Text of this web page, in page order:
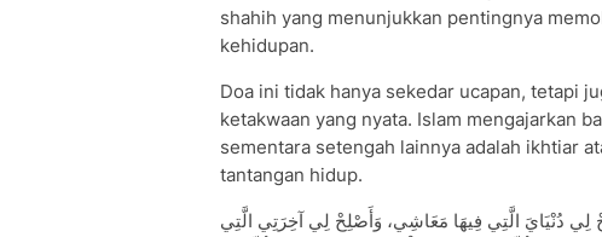
shahih yang menunjukkan pentingnya
kehidupan.
Doa ini tidak hanya sekedar ucapan, tetapi
ketakwaan yang nyata. Islam mengajarkan
sementara setengah lainnya adalah ikhtiar
tantangan hidup.
دُنْيَايَ الَّتِي فِيهَا مَعَاشِي، وَأَصْلِحْ لِي آخِرَتِي الَّتِي